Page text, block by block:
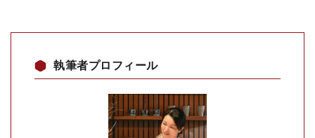
執筆者プロフィール